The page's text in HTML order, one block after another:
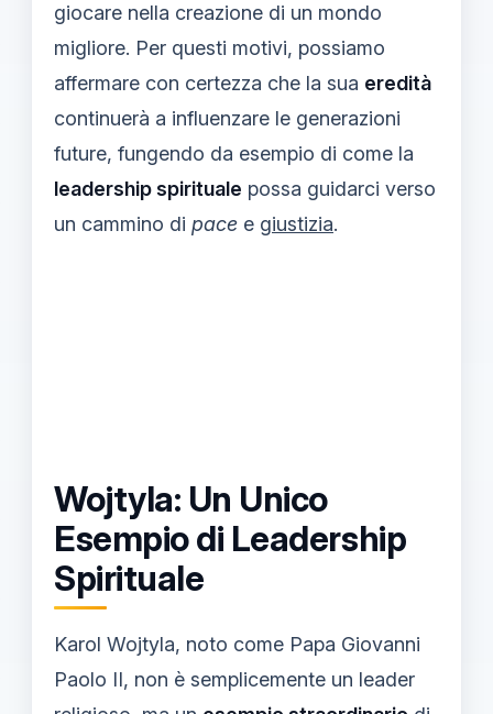
giocare nella creazione di un mondo
migliore. Per questi motivi, possiamo
affermare con certezza che la sua eredità
continuerà a influenzare le generazioni
future, fungendo da esempio di come la
leadership spirituale possa guidarci verso
un cammino di pace e giustizia.
Wojtyla: Un Unico
Esempio di Leadership
Spirituale
Karol Wojtyla, noto come Papa Giovanni
Paolo II, non è semplicemente un leader